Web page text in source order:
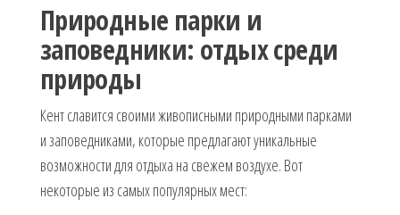
Природные парки и
заповедники: отдых среди
природы
Кент славится своими живописными природными парками
и заповедниками, которые предлагают уникальные
возможности для отдыха на свежем воздухе. Вот
некоторые из самых популярных мест: